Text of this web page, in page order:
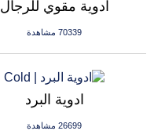
ادوية مقوي للرجال
70339 مشاهدة
ادوية البرد
26699 مشاهدة